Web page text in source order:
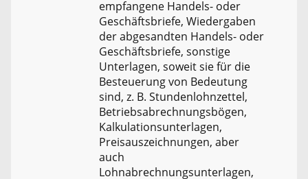
empfangene Handels- oder
Geschäftsbriefe, Wiedergaben
der abgesandten Handels- oder
Geschäftsbriefe, sonstige
Unterlagen, soweit sie für die
Besteuerung von Bedeutung
sind, z. B. Stundenlohnzettel,
Betriebsabrechnungsbögen,
Kalkulationsunterlagen,
Preisauszeichnungen, aber
auch
Lohnabrechnungsunterlagen,